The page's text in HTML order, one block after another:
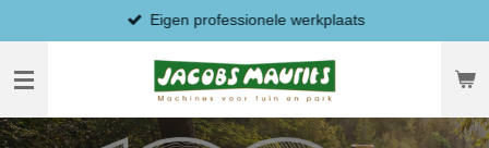
direct
naar
hoofdinhoud
Eigen professionele werkplaats